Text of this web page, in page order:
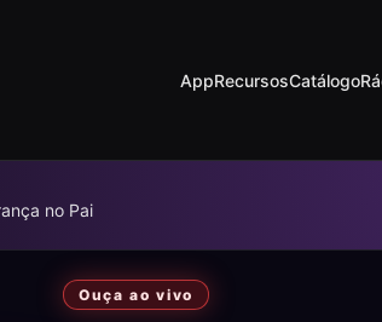
AppRecursosCatálogo
no Pai
Ouça ao vivo